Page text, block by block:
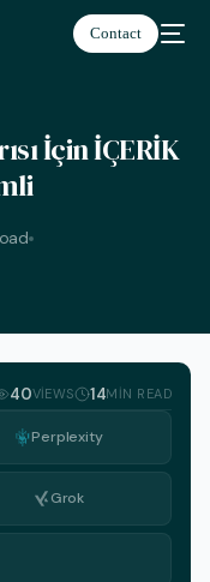
Contact
İçin İÇERİK
40VIEWS 14MIN READ
Perplexity
Grok